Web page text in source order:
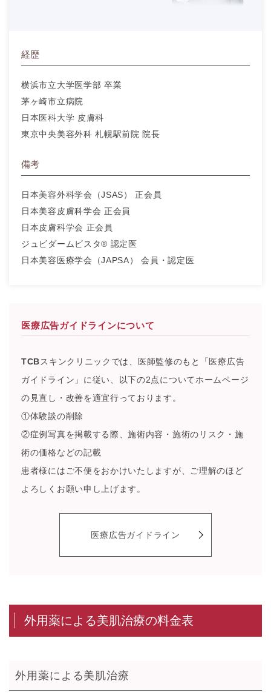
経歴
横浜市立大学医学部 卒業
茅ヶ崎市立病院
日本医科大学 皮膚科
東京中央美容外科 札幌駅前院 院長
備考
日本美容外科学会（JSAS） 正会員
日本美容皮膚科学会 正会員
日本皮膚科学会 正会員
ジュビダームビスタ® 認定医
日本美容医療学会（JAPSA） 会員・認定医
医療広告ガイドラインについて
TCBスキンクリニックでは、医師監修のもと「医療広告
ガイドライン」に従い、以下の2点についてホームページ
の見直し・改善を適宜行っております。
①体験談の削除
②症例写真を掲載する際、施術内容・施術のリスク・施
術の価格などの記載
患者様にはご不便をおかけいたしますが、ご理解のほど
よろしくお願い申し上げます。
医療広告ガイドライン
外用薬による美肌治療の料金表
外用薬による美肌治療